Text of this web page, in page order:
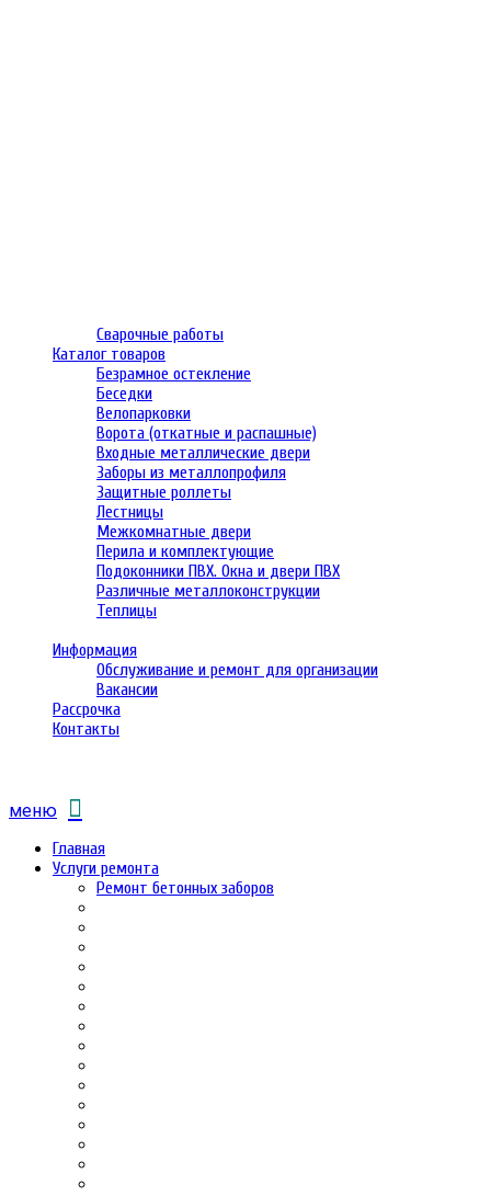
Сварочные работы
Каталог товаров
Безрамное остекление
Беседки
Велопарковки
Ворота (откатные и распашные)
Входные металлические двери
Заборы из металлопрофиля
Защитные роллеты
Лестницы
Межкомнатные двери
Перила и комплектующие
Подоконники ПВХ. Окна и двери ПВХ
Различные металлоконструкции
Теплицы
Информация
Обслуживание и ремонт для организации
Вакансии
Рассрочка
Контакты
меню
Главная
Услуги ремонта
Ремонт бетонных заборов